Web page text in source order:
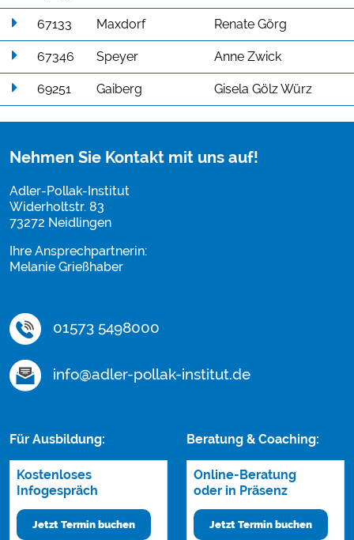
67133 Maxdorf Renate Görg
67346 Speyer Anne Zwick
69251 Gaiberg Gisela Gölz Würz
Nehmen Sie Kontakt mit uns auf!
Adler-Pollak-Institut
Widerholtstr. 83
73272 Neidlingen
Ihre Ansprechpartnerin:
Melanie Grießhaber
01573 5498000
info@adler-pollak-institut.de
Für Ausbildung:
Kostenloses
Infogespräch
Jetzt Termin buchen
Beratung & Coaching:
Online-Beratung
oder in Präsenz
Jetzt Termin buchen